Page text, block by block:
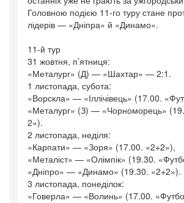
Головною подією 11-го туру стане
лідерів — «Дніпра» й «Динамо».
11-й тур
31 жовтня, п’ятниця:
«Металург» (Д) — «Шахтар» — 2:1.
1 листопада, субота:
«Ворскла» — «Іллічівець» (17.00.
«Металург» (З) — «Чорноморець»
2»).
2 листопада, неділя:
«Карпати» — «Зоря» (17.00. «2+2»),
«Металіст» — «Олімпік» (19.30.
«Дніпро» — «Динамо» (19.30. «2+2»).
3 листопада, понеділок:
«Говерла» — «Волинь» (17.00.